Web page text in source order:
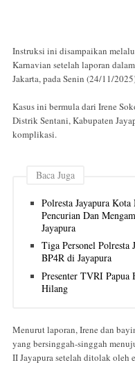
Instruksi ini disampaikan
Karnavian setelah laporan
Jakarta, pada Senin (24/11/
Kasus ini bermula dari Irene
Distrik Sentani, Kabupaten
komplikasi.
Baca Juga
Polresta Jayapura
Pencurian Dan
Jayapura
Tiga Personel Polresta
BP4R di Jayapura
Presenter TVRI
Hilang
Menurut laporan, Irene dan
yang bersinggah-singgah
II Jayapura setelah ditolak oleh